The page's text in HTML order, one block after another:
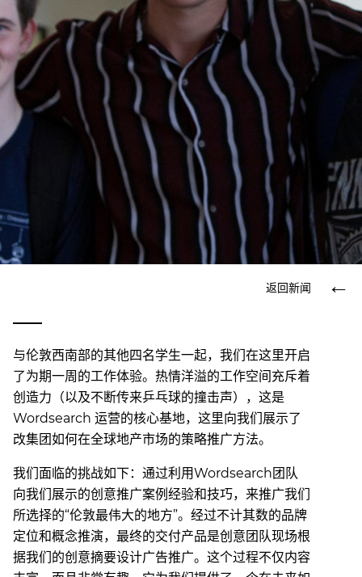
返回新闻
与伦敦西南部的其他四名学生一起，我们在这里开启
了为期一周的工作体验。热情洋溢的工作空间充斥着
创造力（以及不断传来乒乓球的撞击声），这是
Wordsearch 运营的核心基地，这里向我们展示了
改集团如何在全球地产市场的策略推广方法。
我们面临的挑战如下：通过利用Wordsearch团队
向我们展示的创意推广案例经验和技巧，来推广我们
所选择的“伦敦最伟大的地方”。经过不计其数的品牌
定位和概念推演，最终的交付产品是创意团队现场根
据我们的创意摘要设计广告推广。这个过程不仅内容